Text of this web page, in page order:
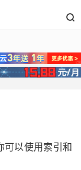

以使用索引和